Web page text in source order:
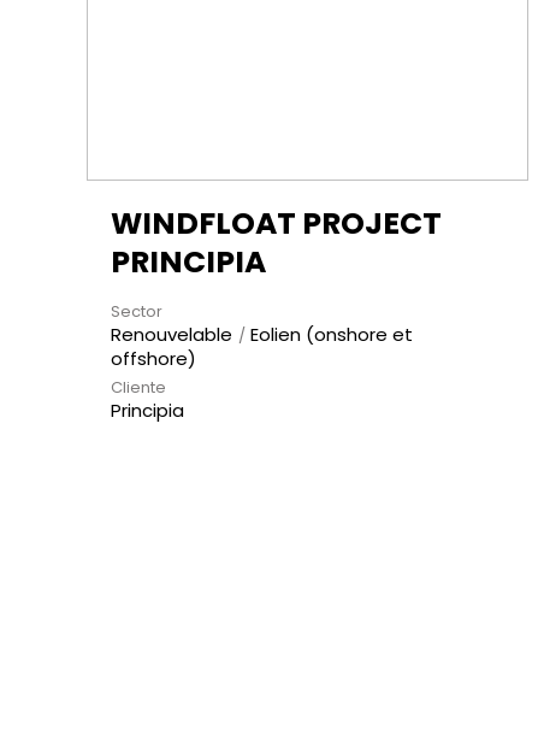
WINDFLOAT PROJECT
PRINCIPIA
Sector
Renouvelable
Eolien (onshore et
offshore)
Cliente
Principia